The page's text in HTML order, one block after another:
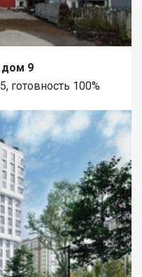
дом 9
готовность 100%